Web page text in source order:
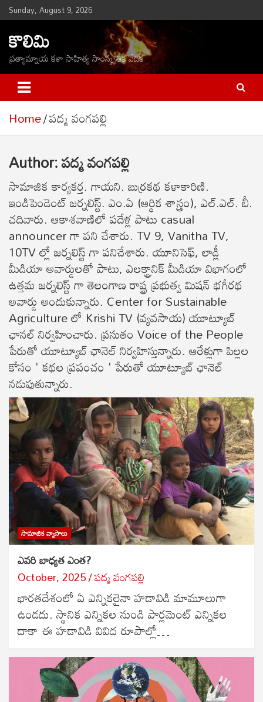
Skip
to
content
Sunday, August 9, 2026
కొలిమి
ప్రత్యామ్నాయ కళా సాహిత్య సాంస్కృతిక వేదిక
Home పద్మ వంగపల్లి
Author:పద్మ వంగపల్లి
సామాజిక కార్యకర్త. గాయని. బుర్రకథ కళాకారిణి.
ఇండిపెండెంట్ జర్నలిస్ట్. ఎం.ఏ (ఆర్థిక శాస్త్రం), ఎల్.ఎల్. బీ.
చదివారు. ఆకాశవాణిలో పదేళ్ల పాటు casual
announcer గా పని చేశారు. TV 9, Vanitha TV,
10TV ల్లో జర్నలిస్ట్ గా పనిచేశారు. యూనిసెఫ్, లాడ్లీ
మీడియా అవార్డులతో పాటు, ఎలక్ట్రానిక్ మీడియా విభాగంలో
ఉత్తమ జర్నలిస్ట్ గా తెలంగాణ రాష్ట్ర ప్రభుత్వ మిషన్ భగీరథ
అవార్డు అందుకున్నారు. Center for Sustainable
Agriculture లో Krishi TV (వ్యవసాయ) యూట్యూబ్
ఛానల్ నిర్వహించారు. ప్రసుతం Voice of the People
పేరుతో యూట్యూబ్ ఛానెల్ నిర్వహిస్తున్నారు. ఆరేళ్లుగా పిల్లల
కోసం ' కథల ప్రపంచం ' పేరుతో యూట్యూబ్ ఛానెల్
నడుపుతున్నారు.
సామాజిక వ్యాసాలు
ఎవరి బాధ్యత ఎంత?
October, 2025 పద్మ వంగపల్లి
భారతదేశంలో ఏ ఎన్నికలైనా హడావిడి మామూలుగా
ఉండదు. స్థానిక ఎన్నికల నుండి పార్లమెంట్ ఎన్నికల
దాకా ఈ హడావిడి వివిద రూపాల్లో…